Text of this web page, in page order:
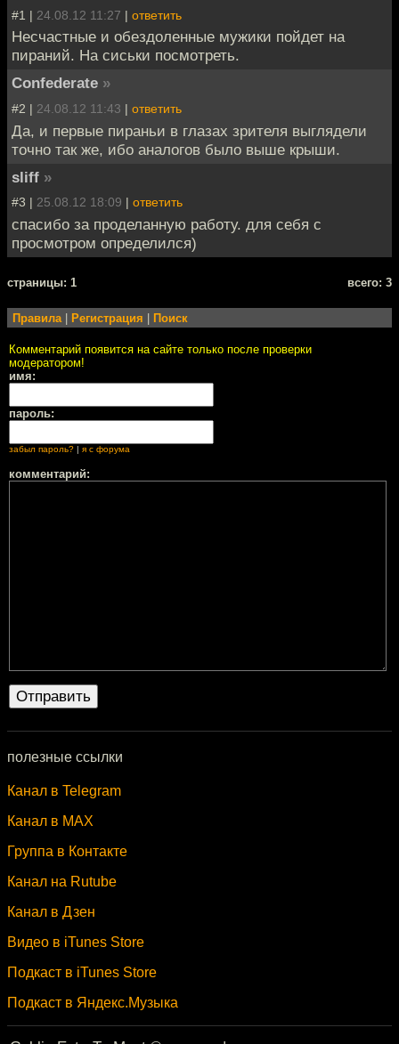
#1 | 24.08.12 11:27 | ответить
Несчастные и обездоленные мужики пойдет на
пираний. На сиськи посмотреть.
Confederate »
#2 | 24.08.12 11:43 | ответить
Да, и первые пираньи в глазах зрителя выглядели
точно так же, ибо аналогов было выше крыши.
sliff »
#3 | 25.08.12 18:09 | ответить
спасибо за проделанную работу. для себя с
просмотром определился)
cтраницы: 1 всего: 3
Правила | Регистрация | Поиск
Комментарий появится на сайте только после проверки
модератором!
имя:
пароль:
забыл пароль? | я с форума
комментарий:
полезные ссылки
Канал в Telegram
Канал в MAX
Группа в Контакте
Канал на Rutube
Канал в Дзен
Видео в iTunes Store
Подкаст в iTunes Store
Подкаст в Яндекс.Музыка